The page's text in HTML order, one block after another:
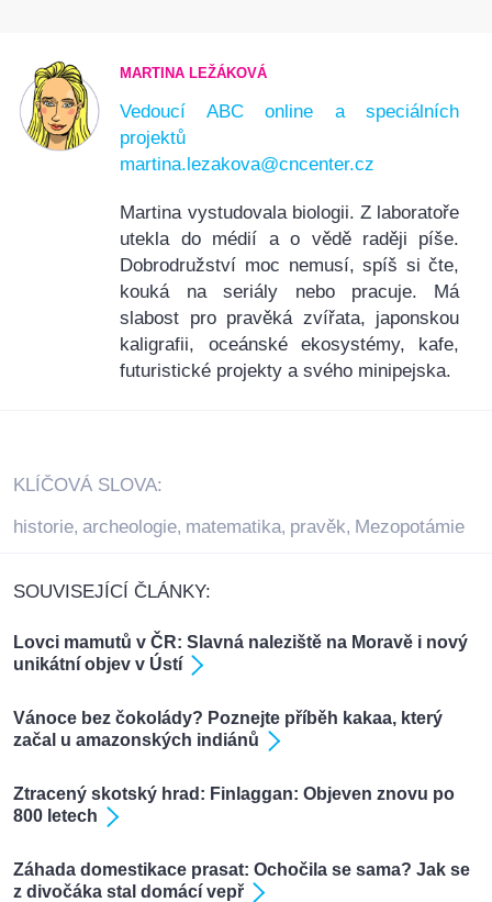
MARTINA LEŽÁKOVÁ
Vedoucí ABC online a speciálních
projektů
martina.lezakova@cncenter.cz
Martina vystudovala biologii. Z laboratoře
utekla do médií a o vědě raději píše.
Dobrodružství moc nemusí, spíš si čte,
kouká na seriály nebo pracuje. Má
slabost pro pravěká zvířata, japonskou
kaligrafii, oceánské ekosystémy, kafe,
futuristické projekty a svého minipejska.
KLÍČOVÁ SLOVA:
historie, archeologie, matematika, pravěk, Mezopotámie
SOUVISEJÍCÍ ČLÁNKY:
Lovci mamutů v ČR: Slavná naleziště na Moravě i nový
unikátní objev v Ústí
Vánoce bez čokolády? Poznejte příběh kakaa, který
začal u amazonských indiánů
Ztracený skotský hrad: Finlaggan: Objeven znovu po
800 letech
Záhada domestikace prasat: Ochočila se sama? Jak se
z divočáka stal domácí vepř